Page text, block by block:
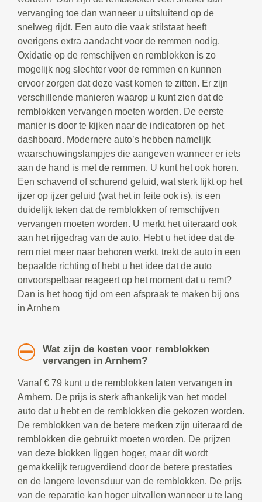
vervanging toe dan wanneer u uitsluitend op de
snelweg rijdt. Een auto die vaak stilstaat heeft
overigens extra aandacht voor de remmen nodig.
Oxidatie op de remschijven en remblokken is zo
mogelijk nog slechter voor de remmen en kunnen
ervoor zorgen dat deze vast komen te zitten. Er zijn
verschillende manieren waarop u kunt zien dat de
remblokken vervangen moeten worden. De eerste
manier is door te kijken naar de indicatoren op het
dashboard. Modernere auto’s hebben namelijk
waarschuwingslampjes die aangeven wanneer er iets
aan de hand is met de remmen. U kunt het ook horen.
Een schavend of schurend geluid, wat sterk lijkt op het
ijzer op ijzer geluid (wat het in feite ook is), is een
duidelijk teken dat de remblokken of remschijven
vervangen moeten worden. U merkt het uiteraard ook
aan het rijgedrag van de auto. Hebt u het idee dat de
rem niet meer naar behoren werkt, trekt de auto in een
bepaalde richting of hebt u het idee dat de auto
onvoorspelbaar reageert op het moment dat u remt?
Dan is het hoog tijd om een afspraak te maken bij ons
in Arnhem
Wat zijn de kosten voor remblokken
vervangen in Arnhem?
Vanaf € 79 kunt u de remblokken laten vervangen in
Arnhem. De prijs is sterk afhankelijk van het model
auto dat u hebt en de remblokken die gekozen worden.
De remblokken van de betere merken zijn uiteraard de
remblokken die gebruikt moeten worden. De prijzen
van deze blokken liggen hoger, maar dit wordt
gemakkelijk terugverdiend door de betere prestaties
en de langere levensduur van de remblokken. De prijs
van de reparatie kan hoger uitvallen wanneer u te lang